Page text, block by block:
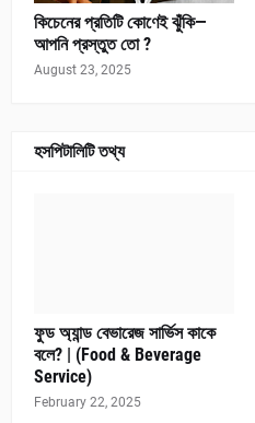
কিচেনের প্রতিটি কোণেই ঝুঁকি—
আপনি প্রস্তুত তো ?
August 23, 2025
হসপিটালিটি তথ্য
ফুড অ্যান্ড বেভারেজ সার্ভিস কাকে
বলে? | (Food & Beverage
Service)
February 22, 2025